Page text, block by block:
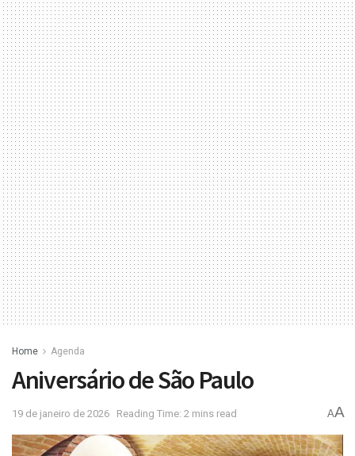
Home Agenda
Aniversário de São Paulo
19 de janeiro de 2026 Reading Time: 2 mins read AA